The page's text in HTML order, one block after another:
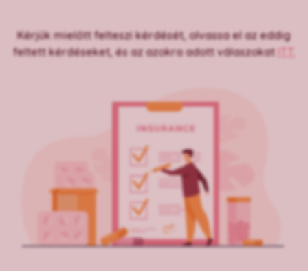
Kérjük mielőtt felteszi kérdését, olvassa el az eddig
feltett kérdéseket, és az azokra adott válaszokat